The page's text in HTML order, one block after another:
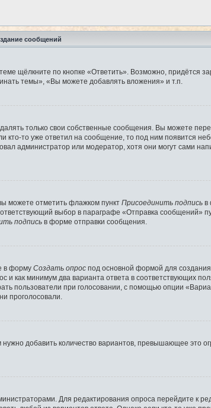
сообщений
щёлкните по кнопке «Ответить». Возможно, придётся
темы», «Вы можете добавлять вложения» и т.п.
только свои собственные сообщения. Вы можете
то уже ответил на сообщение, то под ним появится
администратор или модератор, хотя они могут сами
можете отметить флажком пункт Присоединить подпись в
выбор в параграфе «Отправка сообщений»
подпись в форме отправки сообщения.
в форму Создать опрос под основной формой для
как минимум два варианта ответа в соответствующих
пользователи при голосовании, с помощью опции
проголосовали.
добавить количество вариантов, превышающее это
Для редактирования опроса перейдите к